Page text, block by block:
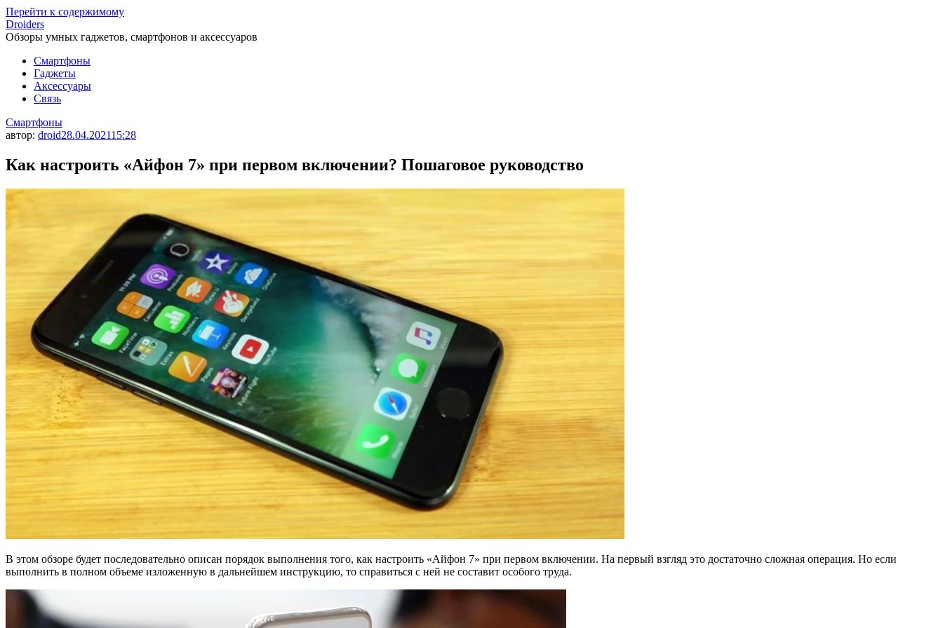
Перейти к содержимому
Droiders
Обзоры умных гаджетов, смартфонов и аксессуаров
Смартфоны
Гаджеты
Аксессуары
Связь
Смартфоны
автор: droid28.04.202115:28
Как настроить «Айфон 7» при первом включении? Пошаговое руководство
В этом обзоре будет последовательно описан порядок выполнения того, как настроить «Айфон 7» при первом включении. На первый взгляд это достаточно сложная операция. Но если
выполнить в полном объеме изложенную в дальнейшем инструкцию, то справиться с ней не составит особого труда.